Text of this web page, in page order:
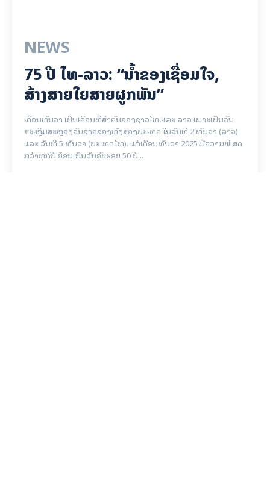
NEWS
75 ປີ ​ໄທ-ລາວ: “​ນ້ຳ​ຂອງ​ເຊື່ອມ​​ໃຈ,
ສ້າງສາຍໃຍ​ສາຍຜູກພັນ”
ເດືອນທັນວາ ເປັນເດືອນທີ່ສຳຄັນຂອງຊາວໄທ ແລະ ລາວ ເພາະເປັນວັນ
ສະເຫຼີມສະຫຼອງວັນຊາດຂອງທັງສອງປະເທດ ໃນວັນທີ 2 ທັນວາ (ລາວ)
ແລະ ວັນທີ 5 ທັນວາ (ປະເທດໄທ). ແຕ່ເດືອນທັນວາ 2025 ມີຄວາມພິເສດ
ກວ່າທຸກປີ ຍ້ອນເປັນວັນຄົບຮອບ 50 ປີ...